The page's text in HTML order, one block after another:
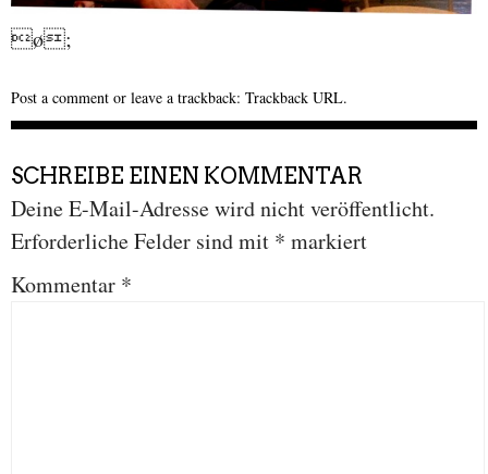
ø;
Post a comment or leave a trackback: Trackback URL.
SCHREIBE EINEN KOMMENTAR
Deine E-Mail-Adresse wird nicht veröffentlicht.
Erforderliche Felder sind mit * markiert
Kommentar *